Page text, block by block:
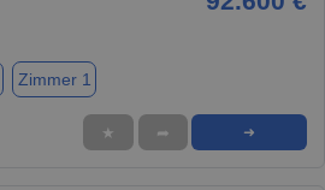
Zimmer 1
★ ➦ ➜